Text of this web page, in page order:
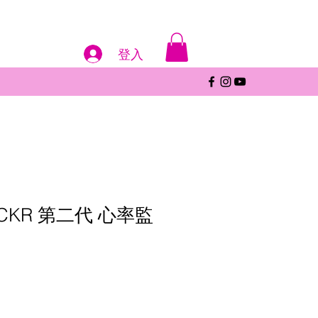
登入
第二代 心率監